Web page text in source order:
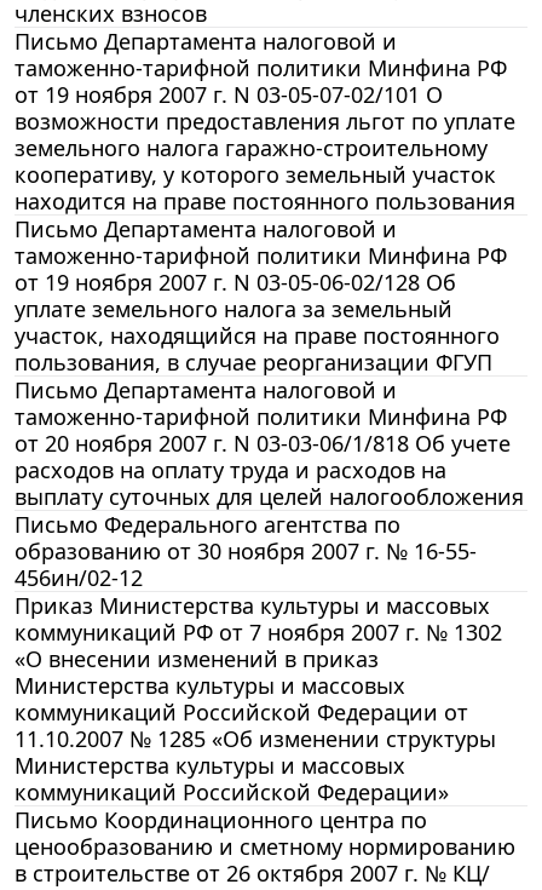
членских взносов
Письмо Департамента налоговой и
таможенно-тарифной политики Минфина РФ
от 19 ноября 2007 г. N 03-05-07-02/101 О
возможности предоставления льгот по уплате
земельного налога гаражно-строительному
кооперативу, у которого земельный участок
находится на праве постоянного пользования
Письмо Департамента налоговой и
таможенно-тарифной политики Минфина РФ
от 19 ноября 2007 г. N 03-05-06-02/128 Об
уплате земельного налога за земельный
участок, находящийся на праве постоянного
пользования, в случае реорганизации ФГУП
Письмо Департамента налоговой и
таможенно-тарифной политики Минфина РФ
от 20 ноября 2007 г. N 03-03-06/1/818 Об учете
расходов на оплату труда и расходов на
выплату суточных для целей налогообложения
Письмо Федерального агентства по
образованию от 30 ноября 2007 г. № 16-55-
456ин/02-12
Приказ Министерства культуры и массовых
коммуникаций РФ от 7 ноября 2007 г. № 1302
«О внесении изменений в приказ
Министерства культуры и массовых
коммуникаций Российской Федерации от
11.10.2007 № 1285 «Об изменении структуры
Министерства культуры и массовых
коммуникаций Российской Федерации»
Письмо Координационного центра по
ценообразованию и сметному нормированию
в строительстве от 26 октября 2007 г. № КЦ/